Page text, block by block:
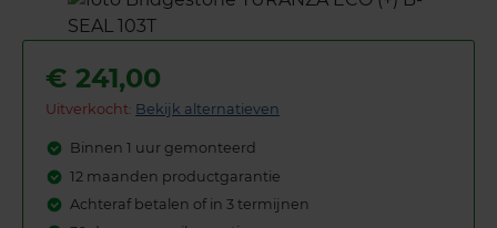
€ 241,00
Uitverkocht: Bekijk alternatieven
Binnen 1 uur gemonteerd
12 maanden productgarantie
Achteraf betalen of in 3 termijnen